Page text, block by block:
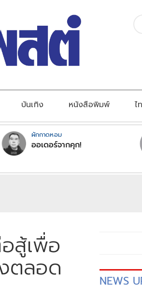
บันเทิง หนังสือพิมพ์ ไ
ผักกาดหอม
ออเดอร์จากคุก!
สู้เพื่อ
ตลอด NEWS